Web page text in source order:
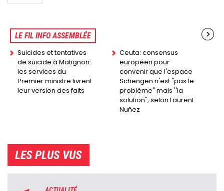
LE FIL INFO ASSEMBLÉE
Suicides et tentatives
de suicide à Matignon:
les services du
Premier ministre livrent
leur version des faits
Ceuta: consensus
européen pour
convenir que l'espace
Schengen n'est "pas le
problème" mais ''la
solution", selon Laurent
Nuñez
LES PLUS VUS